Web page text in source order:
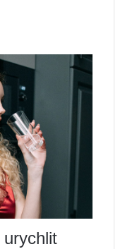
urychlit